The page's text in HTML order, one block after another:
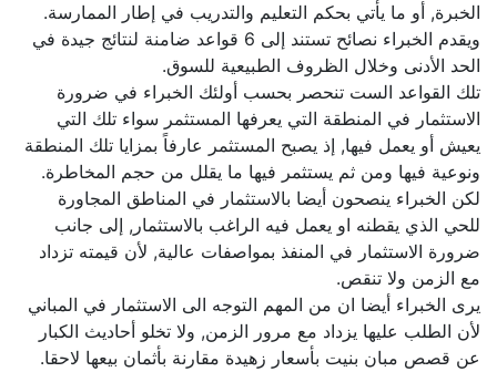
الخبرة, أو ما يأتي بحكم التعليم والتدريب في إطار الممارسة.
ويقدم الخبراء نصائح تستند إلى 6 قواعد ضامنة لنتائج جيدة في
الحد الأدنى وخلال الظروف الطبيعية للسوق.
تلك القواعد الست تنحصر بحسب أولئك الخبراء في ضرورة
الاستثمار في المنطقة التي يعرفها المستثمر سواء تلك التي
يعيش أو يعمل فيها, إذ يصبح المستثمر عارفاً بمزايا تلك المنطقة
ونوعية فيها ومن ثم يستثمر فيها ما يقلل من حجم المخاطرة.
لكن الخبراء ينصحون أيضا بالاستثمار في المناطق المجاورة
للحي الذي يقطنه او يعمل فيه الراغب بالاستثمار, إلى جانب
ضرورة الاستثمار في المنفذ بمواصفات عالية, لأن قيمته تزداد
مع الزمن ولا تنقص.
يرى الخبراء أيضا ان من المهم التوجه الى الاستثمار في المباني
لأن الطلب عليها يزداد مع مرور الزمن, ولا تخلو أحاديث الكبار
عن قصص مبان بنيت بأسعار زهيدة مقارنة بأثمان بيعها لاحقا.